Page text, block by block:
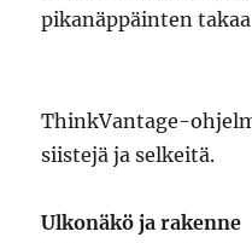
pikanäppäinten takaa
ThinkVantage-
siistejä ja selkeitä.
Ulkonäkö ja rakenne